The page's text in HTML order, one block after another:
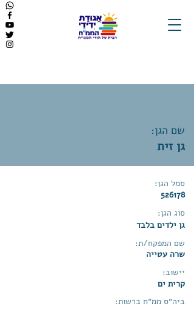
שם הגן:
גן זית
526178
סמל הגן:
גן ילדים בלבד
סוג הגן:
שרה עטייה
שם המפקח/ת:
קרית ים
יישוב:
ביה״ס ממ״ח ברשות: